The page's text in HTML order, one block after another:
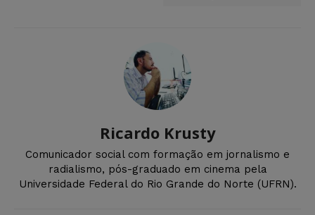
Ricardo Krusty
Comunicador social com formação em jornalismo e
radialismo, pós-graduado em cinema pela
Universidade Federal do Rio Grande do Norte (UFRN).